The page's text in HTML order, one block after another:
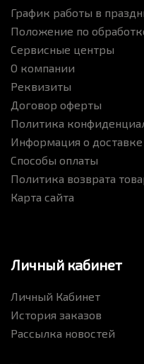
График работы в
Положение по
Сервисные центры
О компании
Реквизиты
Договор оферты
Политика
Информация о доставке
Способы оплаты
Политика возврата
Карта сайта
Личный кабинет
Личный Кабинет
История заказов
Рассылка новостей